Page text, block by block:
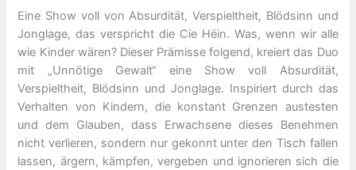
Eine Show voll von Absurdität, Verspieltheit, Blödsinn und
Jonglage, das verspricht die Cie Hëin. Was, wenn wir alle
wie Kinder wären? Dieser Prämisse folgend, kreiert das Duo
mit „Unnötige Gewalt“ eine Show voll Absurdität,
Verspieltheit, Blödsinn und Jonglage. Inspiriert durch das
Verhalten von Kindern, die konstant Grenzen austesten
und dem Glauben, dass Erwachsene dieses Benehmen
nicht verlieren, sondern nur gekonnt unter den Tisch fallen
lassen, ärgern, kämpfen, vergeben und ignorieren sich die